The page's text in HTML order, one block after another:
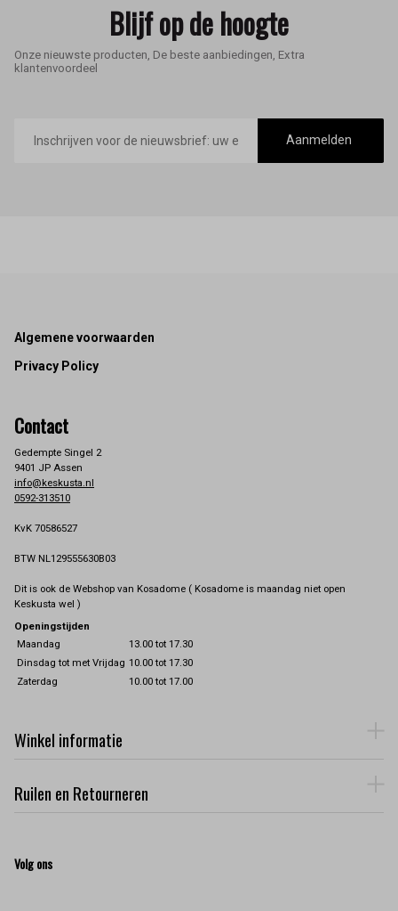
Blijf op de hoogte
Onze nieuwste producten, De beste aanbiedingen, Extra
klantenvoordeel
mailadres
Aanmelden
Footer
Algemene voorwaarden
Privacy Policy
Contact
Gedempte Singel 2
9401 JP Assen
info@keskusta.nl
0592-313510
KvK 70586527
BTW NL129555630B03
Dit is ook de Webshop van Kosadome ( Kosadome is maandag niet open
Keskusta wel )
Openingstijden
Maandag
13.00 tot 17.30
Dinsdag tot met Vrijdag 10.00 tot 17.30
Zaterdag
10.00 tot 17.00
Winkel informatie
Ruilen en Retourneren
Volg ons